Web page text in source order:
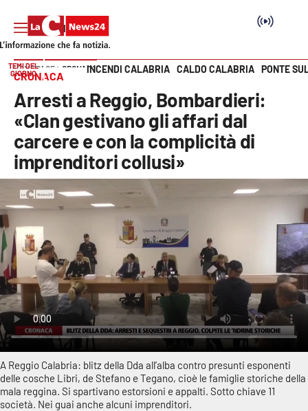
SEZIONI
Cronaca
Politica
Attualità
Economia e lavoro
Italia Mondo
Sanità
Sport
Cultura
Vai
TEMI DEL
GIORNO
INCENDI CALABRIA CALDO CALABRIA PONTE
HOME PAGE CRONACA
CRONACA
Arresti a Reggio, Bombardieri:
«Clan gestivano gli affari dal
carcere e con la complicità di
imprenditori collusi»
A Reggio Calabria: blitz della Dda all’alba contro presunti esponenti
delle cosche Libri, de Stefano e Tegano, cioè le famiglie storiche della
mala reggina. Si spartivano estorsioni e appalti. Sotto chiave 11
società. Nei guai anche alcuni imprenditori.